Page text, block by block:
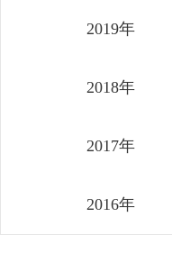
2019年
2018年
2017年
2016年